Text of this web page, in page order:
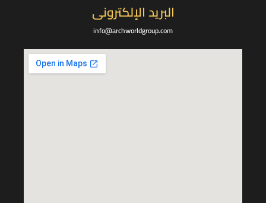
البريد الإلكترونى
info@archworldgroup.com